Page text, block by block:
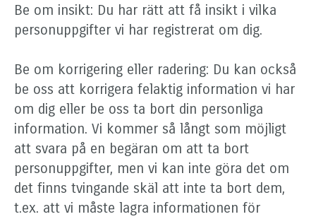
Be om insikt: Du har rätt att få insikt i vilka
personuppgifter vi har registrerat om dig.
Be om korrigering eller radering: Du kan också
be oss att korrigera felaktig information vi har
om dig eller be oss ta bort din personliga
information. Vi kommer så långt som möjligt
att svara på en begäran om att ta bort
personuppgifter, men vi kan inte göra det om
det finns tvingande skäl att inte ta bort dem,
t.ex. att vi måste lagra informationen för